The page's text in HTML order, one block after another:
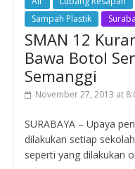
Sampah Plastik
SMAN 12
Bawa Botol
Semanggi
November 27, 2013 at
SURABAYA – Upaya
dilakukan setiap
seperti yang dilakukan